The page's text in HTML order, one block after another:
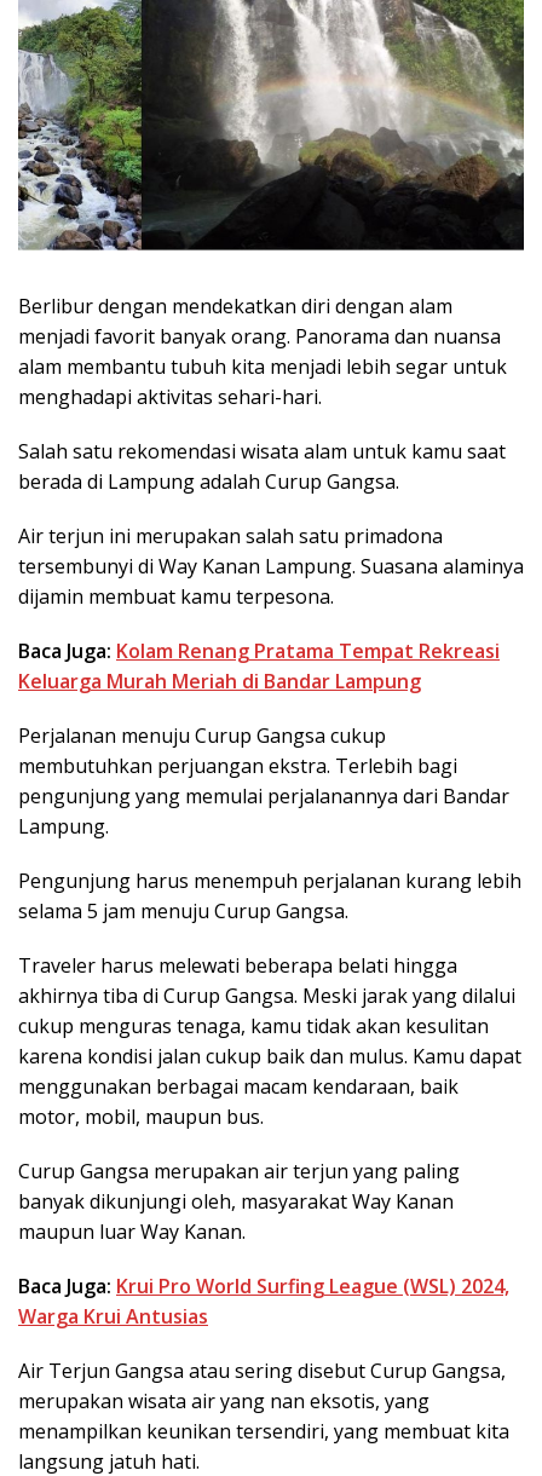
Berlibur dengan mendekatkan diri dengan alam
menjadi favorit banyak orang. Panorama dan nuansa
alam membantu tubuh kita menjadi lebih segar untuk
menghadapi aktivitas sehari-hari.
Salah satu rekomendasi wisata alam untuk kamu saat
berada di Lampung adalah Curup Gangsa.
Air terjun ini merupakan salah satu primadona
tersembunyi di Way Kanan Lampung. Suasana alaminya
dijamin membuat kamu terpesona.
Baca Juga: Kolam Renang Pratama Tempat Rekreasi
Keluarga Murah Meriah di Bandar Lampung
Perjalanan menuju Curup Gangsa cukup
membutuhkan perjuangan ekstra. Terlebih bagi
pengunjung yang memulai perjalanannya dari Bandar
Lampung.
Pengunjung harus menempuh perjalanan kurang lebih
selama 5 jam menuju Curup Gangsa.
Traveler harus melewati beberapa belati hingga
akhirnya tiba di Curup Gangsa. Meski jarak yang dilalui
cukup menguras tenaga, kamu tidak akan kesulitan
karena kondisi jalan cukup baik dan mulus. Kamu dapat
menggunakan berbagai macam kendaraan, baik
motor, mobil, maupun bus.
Curup Gangsa merupakan air terjun yang paling
banyak dikunjungi oleh, masyarakat Way Kanan
maupun luar Way Kanan.
Baca Juga: Krui Pro World Surfing League (WSL) 2024,
Warga Krui Antusias
Air Terjun Gangsa atau sering disebut Curup Gangsa,
merupakan wisata air yang nan eksotis, yang
menampilkan keunikan tersendiri, yang membuat kita
langsung jatuh hati.